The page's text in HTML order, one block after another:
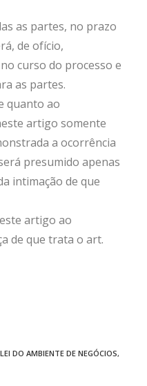
as partes, no prazo
de ofício,
curso do processo e
as partes.
quanto ao
artigo somente
a ocorrência
presumido apenas
intimação de que
artigo ao
de que trata o art.
LEI DO AMBIENTE DE NEGÓCIOS,